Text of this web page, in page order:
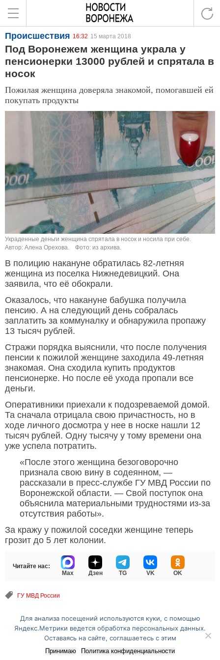
Происшествия 16:32 15 марта 2018
Под Воронежем женщина украла у
пенсионерки 13000 рублей и спрятала в
носок
Пожилая женщина доверяла знакомой, помогавшей ей
покупать продукты
Украденные деньги женщина спрятала в носок и носила при себе.
Автор: Алена Орехова.
Фото: из архива.
В полицию накануне обратилась 82-летняя
женщина из поселка Нижнедевицкий. Она
заявила, что её обокрали.
Оказалось, что накануне бабушка получила
пенсию. А на следующий день собралась
заплатить за коммуналку и обнаружила пропажу
13 тысяч рублей.
Стражи порядка выяснили, что после получения
пенсии к пожилой женщине заходила 49-летняя
знакомая. Она сходила купить продуктов
пенсионерке. Но после её ухода пропали все
деньги.
Оперативники приехали к подозреваемой домой.
Та сначала отрицала свою причастность, но в
ходе личного досмотра у нее в носке нашли 12
тысяч рублей. Одну тысячу у тому времени она
уже успела потратить.
«После этого женщина безоговорочно
признала свою вину в содеянном, —
рассказали в пресс-службе ГУ МВД России по
Воронежской области. — Свой поступок она
объяснила материальными трудностями из-за
отсутствия работы».
За кражу у пожилой соседки женщине теперь
грозит до 5 лет колонии.
Читайте нас:
Max
Дзен TG VK OK
ГУ МВД России
Перейти на полную версию сайта
Для анализа посещений используются куки, с помощью
Яндекс.Метрики ведется обработка персональных данных.
Оставаясь на сайте, соглашаетесь с этим
Принимаю Политика конфиденциальности